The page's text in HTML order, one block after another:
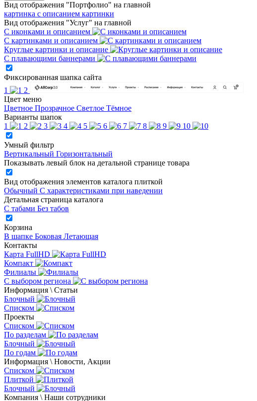
Вид отображения "Портфолио" на главной
картинка с описанием картинки
Вид отображения "Услуг" на главной
С иконками и описанием
С картинками и описанием
Круглые картинки и описание
С плавающими баннерами
Фиксированная шапка сайта
1
2
Цвет меню
Цветное Прозрачное Светлое Тёмное
Варианты шапок
1
2 3 4 5 6 7 8 9 10
Умный фильтр
Вертикальный Горизонтальный
Показывать левый блок на детальной странице товара
Вид отображения элементов каталога плиткой
Обычный С характеристиками при наведении
Детальная страница каталога
С табами Без табов
Корзина
В шапке Боковая Летающая
Контакты
Карта FullHD
Компакт
Филиалы
С выбором региона
Информация \ Статьи
Блочный
Списком
Проекты
Списком
По разделам
Блочный
По годам
Информация \ Новости, Акции
Списком
Плиткой
Блочный
Компания \ Наши сотрудники